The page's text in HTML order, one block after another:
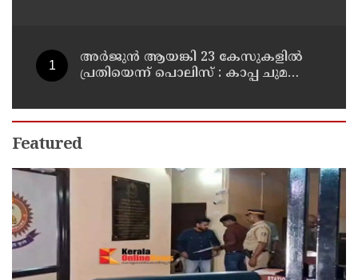
അര്‍ജുന്‍ ആയങ്കി 23 കേസുകളില്‍
പ്രതിയെന്ന് പൊലിസ് : കാപ്പ ചുമത്തി
Featured